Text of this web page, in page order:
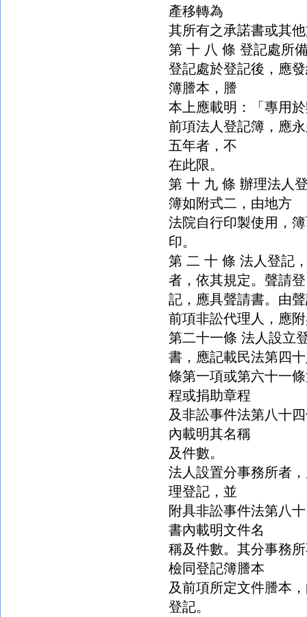
產移轉為
其所有之承諾書或其
第 十 八 條 登記處所
登記處於登記後，應
簿謄本，謄
本上應載明：「專用
前項法人登記簿，應
五年者，不
在此限。
第 十 九 條 辦理法人
簿如附式二，由地方
法院自行印製使用，
印。
第 二 十 條 法人登記
者，依其規定。聲請登
記，應具聲請書。由
前項非訟代理人，應
第二十一條 法人設立
書，應記載民法第四
條第一項或第六十一
程或捐助章程
及非訟事件法第八十
內載明其名稱
及件數。
法人設置分事務所者
理登記，並
附具非訟事件法第八
書內載明文件名
稱及件數。其分事務
檢同登記簿謄本
及前項所定文件謄本
登記。